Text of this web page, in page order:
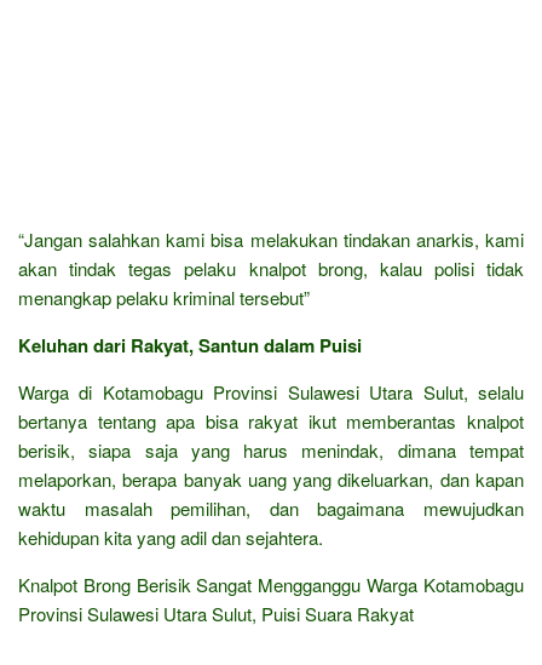
“Jangan salahkan kami bisa melakukan tindakan anarkis, kami
akan tindak tegas pelaku knalpot brong, kalau polisi tidak
menangkap pelaku kriminal tersebut”
Keluhan dari Rakyat, Santun dalam Puisi
Warga di Kotamobagu Provinsi Sulawesi Utara Sulut, selalu
bertanya tentang apa bisa rakyat ikut memberantas knalpot
berisik, siapa saja yang harus menindak, dimana tempat
melaporkan, berapa banyak uang yang dikeluarkan, dan kapan
waktu masalah pemilihan, dan bagaimana mewujudkan
kehidupan kita yang adil dan sejahtera.
Knalpot Brong Berisik Sangat Mengganggu Warga Kotamobagu
Provinsi Sulawesi Utara Sulut, Puisi Suara Rakyat